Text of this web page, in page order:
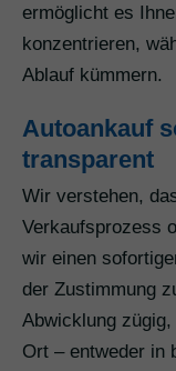
ermöglicht es
konzentrieren,
Ablauf kümmern.
Autoankauf
transparent
Wir verstehen,
Verkaufsprozess
wir einen
der Zustimmung
Abwicklung
Ort – entweder in